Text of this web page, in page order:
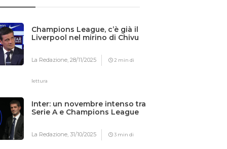
Champions League, c’è già il
Liverpool nel mirino di Chivu
La Redazione,28/11/2025 2 min di
lettura
Inter: un novembre intenso tra
Serie A e Champions League
La Redazione,31/10/2025 3 min di